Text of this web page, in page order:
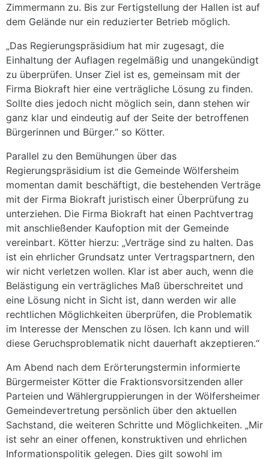
Zimmermann zu. Bis zur Fertigstellung der Hallen ist auf
dem Gelände nur ein reduzierter Betrieb möglich.
„Das Regierungspräsidium hat mir zugesagt, die
Einhaltung der Auflagen regelmäßig und unangekündigt
zu überprüfen. Unser Ziel ist es, gemeinsam mit der
Firma Biokraft hier eine verträgliche Lösung zu finden.
Sollte dies jedoch nicht möglich sein, dann stehen wir
ganz klar und eindeutig auf der Seite der betroffenen
Bürgerinnen und Bürger.“ so Kötter.
Parallel zu den Bemühungen über das
Regierungspräsidium ist die Gemeinde Wölfersheim
momentan damit beschäftigt, die bestehenden Verträge
mit der Firma Biokraft juristisch einer Überprüfung zu
unterziehen. Die Firma Biokraft hat einen Pachtvertrag
mit anschließender Kaufoption mit der Gemeinde
vereinbart. Kötter hierzu: „Verträge sind zu halten. Das
ist ein ehrlicher Grundsatz unter Vertragspartnern, den
wir nicht verletzen wollen. Klar ist aber auch, wenn die
Belästigung ein verträgliches Maß überschreitet und
eine Lösung nicht in Sicht ist, dann werden wir alle
rechtlichen Möglichkeiten überprüfen, die Problematik
im Interesse der Menschen zu lösen. Ich kann und will
diese Geruchsproblematik nicht dauerhaft akzeptieren.“
Am Abend nach dem Erörterungstermin informierte
Bürgermeister Kötter die Fraktionsvorsitzenden aller
Parteien und Wählergruppierungen in der Wölfersheimer
Gemeindevertretung persönlich über den aktuellen
Sachstand, die weiteren Schritte und Möglichkeiten. „Mir
ist sehr an einer offenen, konstruktiven und ehrlichen
Informationspolitik gelegen. Dies gilt sowohl im